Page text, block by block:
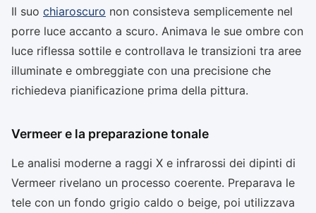
Il suo chiaroscuro non consisteva semplicemente nel
porre luce accanto a scuro. Animava le sue ombre con
luce riflessa sottile e controllava le transizioni tra aree
illuminate e ombreggiate con una precisione che
richiedeva pianificazione prima della pittura.
Vermeer e la preparazione tonale
Le analisi moderne a raggi X e infrarossi dei dipinti di
Vermeer rivelano un processo coerente. Preparava le
tele con un fondo grigio caldo o beige, poi utilizzava